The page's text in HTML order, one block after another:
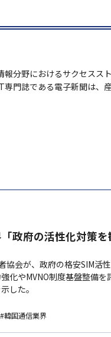
分野におけるサクセスス
門誌である電子新聞は、
政府の活性化対策
協会が、政府の格安SIM活
化やMVNO制度基盤整備
した。
#韓国通信業界